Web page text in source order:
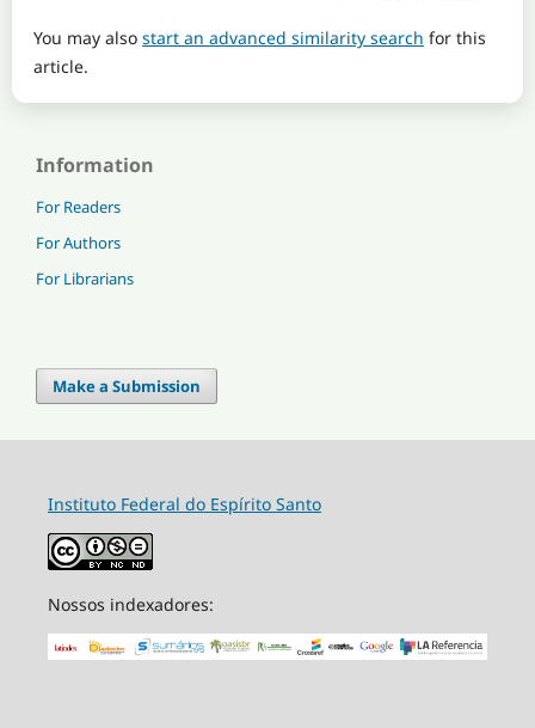
You may also start an advanced similarity search for this
article.
Information
For Readers
For Authors
For Librarians
Make a Submission
Instituto Federal do Espírito Santo
Nossos indexadores: